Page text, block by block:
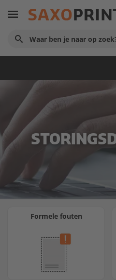
Formele fouten